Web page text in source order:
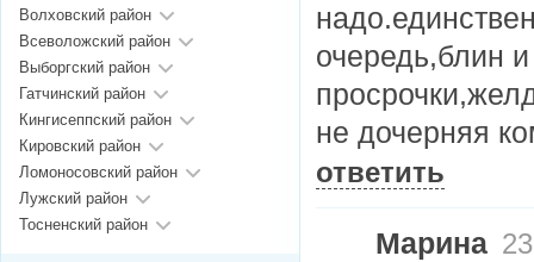
очередь,блин
не дочерняя
ответить
Марина
Волховский район
Всеволожский район
Выборгский район
Гатчинский район
Кингисеппский район
Кировский район
Ломоносовский район
Лужский район
Тосненский район